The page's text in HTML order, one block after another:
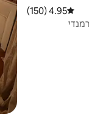
דירוג ממוצע של 4.95 מתוך 5, 150 ביקורות
4.95 (150)